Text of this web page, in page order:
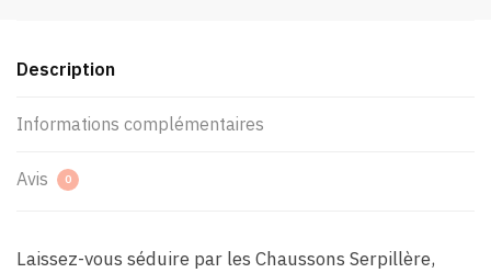
Description
Informations complémentaires
Avis 0
Laissez-vous séduire par les Chaussons Serpillère,